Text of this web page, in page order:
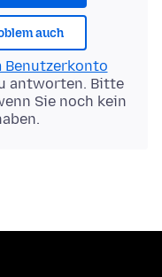
auch
Benutzerkonto
antworten. Bitte
Sie noch kein